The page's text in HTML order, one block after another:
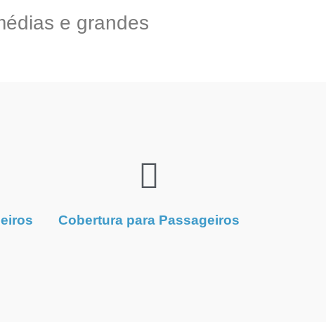
e grandes
Cobertura para Passageiros